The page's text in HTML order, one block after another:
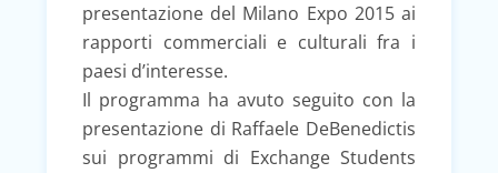
presentazione del Milano Expo 2015 ai
rapporti commerciali e culturali fra i
paesi d’interesse.
Il programma ha avuto seguito con la
presentazione di Raffaele DeBenedictis
sui programmi di Exchange Students